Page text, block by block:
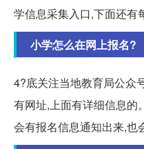
学信息采集入口,下面还有
小学怎么在网上报名?
4?️底关注当地教育局公众
有网址,上面有详细信息的
会有报名信息通知出来,也